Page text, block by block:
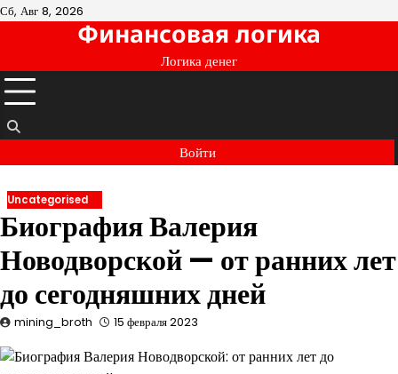
Перейти
Сб, Авг 8, 2026
Финансовая логика
Логика денег
Войти
Uncategorised
Биография Валерия
Новодворской — от ранних лет
до сегодняшних дней
mining_broth 15 февраля 2023